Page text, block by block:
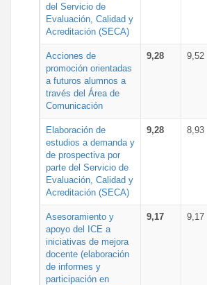
del Servicio de
Evaluación, Calidad y
Acreditación (SECA)
Acciones de
promoción orientadas
a futuros alumnos a
través del Área de
Comunicación
9,28 9,52
Elaboración de
estudios a demanda y
de prospectiva por
parte del Servicio de
Evaluación, Calidad y
Acreditación (SECA)
9,28 8,93
Asesoramiento y
apoyo del ICE a
iniciativas de mejora
docente (elaboración
de informes y
participación en
9,17 9,17